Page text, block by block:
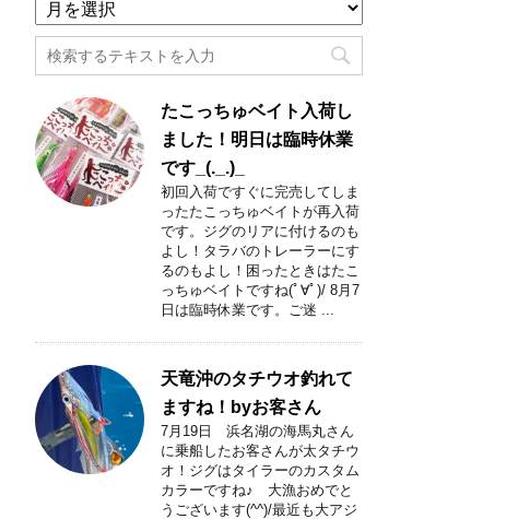
去
記
事
別
一
覧
たこっちゅベイト入荷し
ました！明日は臨時休業
です_(._.)_
初回入荷ですぐに完売してしま
ったたこっちゅベイトが再入荷
です。ジグのリアに付けるのも
よし！タラバのトレーラーにす
るのもよし！困ったときはたこ
っちゅベイトですね(ﾟ∀ﾟ)/ 8月7
日は臨時休業です。ご迷 ...
天竜沖のタチウオ釣れて
ますね！byお客さん
7月19日 浜名湖の海馬丸さん
に乗船したお客さんが太タチウ
オ！ジグはタイラーのカスタム
カラーですね♪ 大漁おめでと
うございます(^^)/最近も大アジ